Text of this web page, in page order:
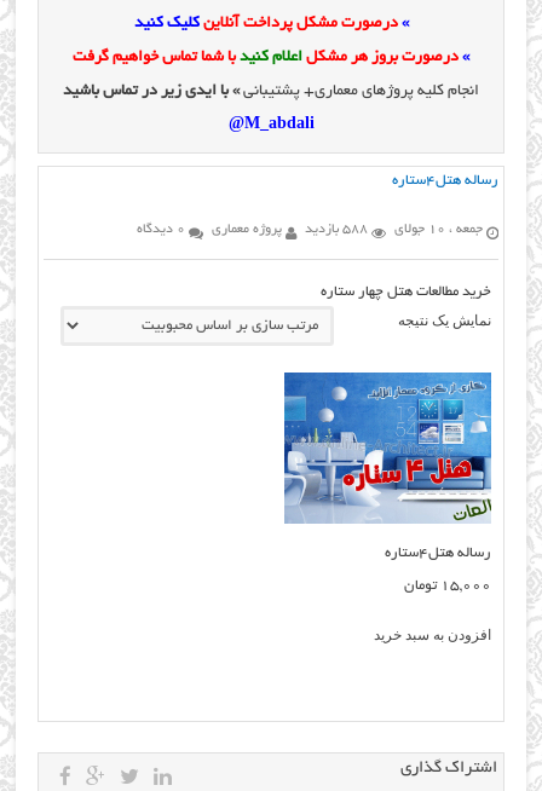
» درصورت مشکل پرداخت آنلاینکلیک کنید
» درصورت بروز هر مشکل اعلام کنیدبا شما تماس خواهیم گرفت
انجام کلیه پروژهای معماری+ پشتیبانی» با ایدی زیر در تماس باشید
M_abdali@
رساله هتل۴ستاره
جمعه ، 10 جولای 588 بازدید پروژه معماری 0 دیدگاه
خرید مطالعات هتل چهار ستاره
نمایش یک نتیجه
رساله هتل۴ستاره
15,000 تومان
افزودن به سبد خرید
اشتراک گذاری